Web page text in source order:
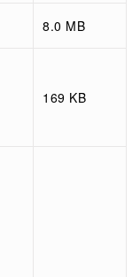
8.0 MB
169 KB